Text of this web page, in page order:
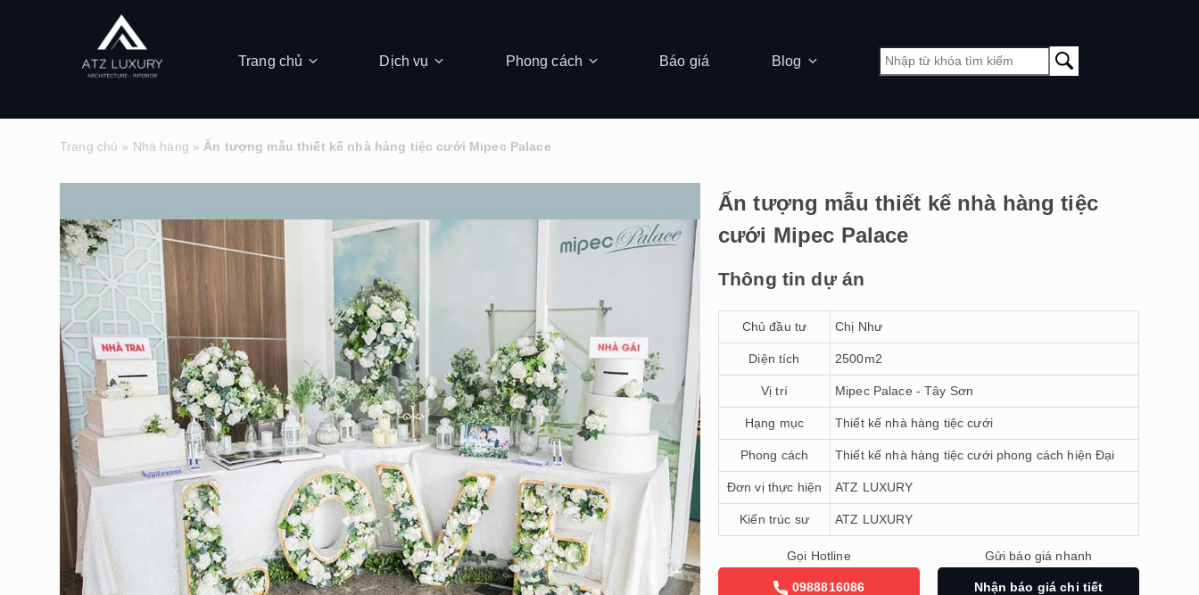
Trang chủ Dịch vụ Phong cách Báo giá Blog
Trang chủ » Nhà hàng » Ấn tượng mẫu thiết kế nhà hàng tiệc cưới Mipec Palace
Ấn tượng mẫu thiết kế nhà hàng tiệc
cưới Mipec Palace
Thông tin dự án
Chủ đầu tư Chị Như
Diện tích 2500m2
Vị trí Mipec Palace - Tây Sơn
Hạng mục Thiết kế nhà hàng tiệc cưới
Phong cách Thiết kế nhà hàng tiệc cưới phong cách hiện Đại
Đơn vị thực hiện ATZ LUXURY
Kiến trúc sư ATZ LUXURY
Gọi Hotline
0988816086
Gửi báo giá nhanh
Nhận báo giá chi tiết